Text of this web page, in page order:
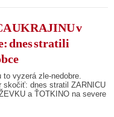
UKRAJINU v
dnes stratili
to vyzerá zle-nedobre.
skočiť: dnes stratil ZARNICU
a ŤOTKINO na severe